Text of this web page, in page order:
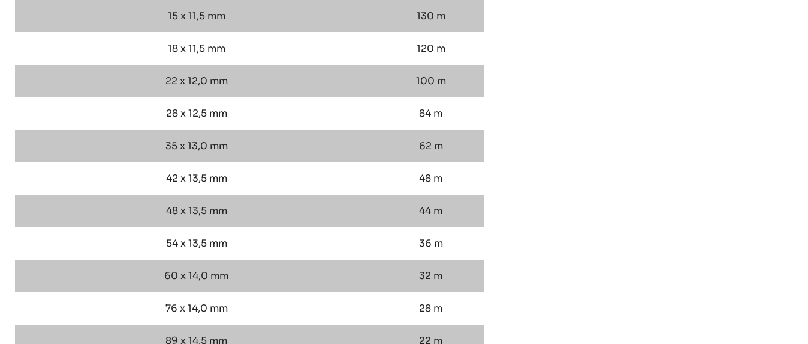
15 x 11,5 mm 130 m
18 x 11,5 mm 120 m
22 x 12,0 mm 100 m
28 x 12,5 mm 84 m
35 x 13,0 mm 62 m
42 x 13,5 mm 48 m
48 x 13,5 mm 44 m
54 x 13,5 mm 36 m
60 x 14,0 mm 32 m
76 x 14,0 mm 28 m
89 x 14,5 mm 22 m